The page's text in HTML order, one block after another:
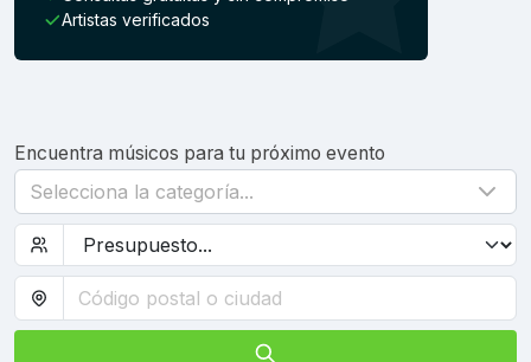
Artistas verificados
Encuentra músicos para tu próximo evento
Selecciona la categoría...